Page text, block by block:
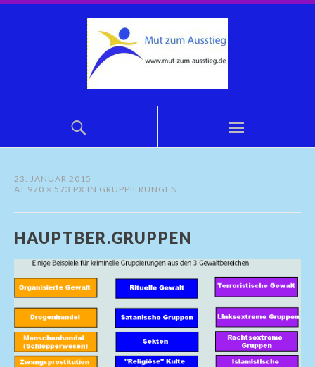
23. JANUAR 2015
AT 970 × 573 PX IN GRUPPIERUNGEN
HAUPTBER.GRUPPEN